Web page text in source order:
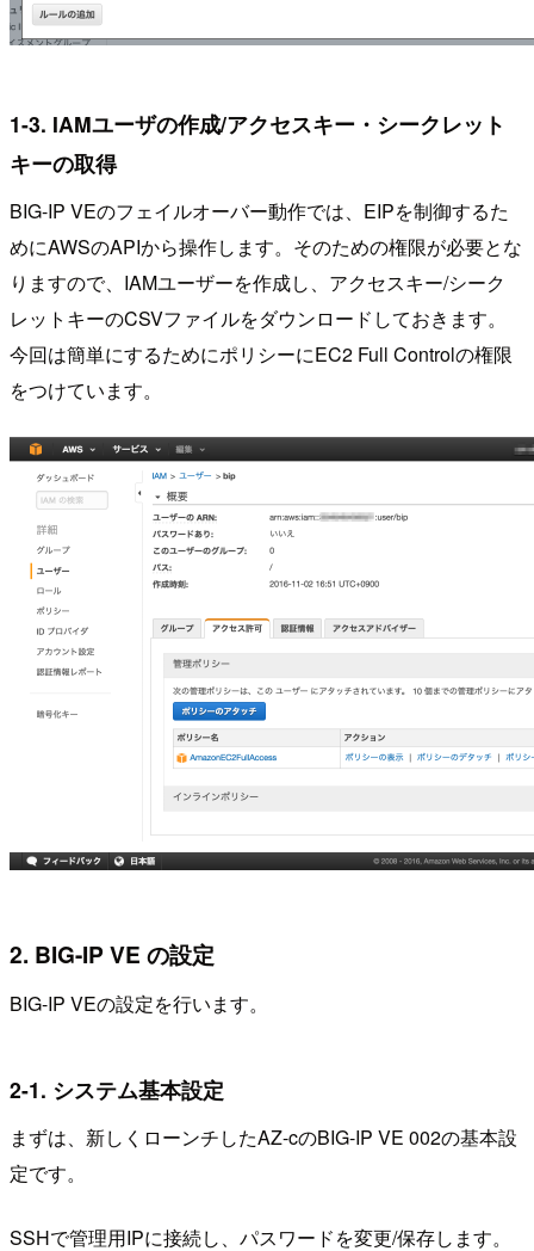
1-3. IAMユーザの作成/アクセスキー・シークレット
キーの取得
BIG-IP VEのフェイルオーバー動作では、EIPを制御するた
めにAWSのAPIから操作します。そのための権限が必要とな
りますので、IAMユーザーを作成し、アクセスキー/シーク
レットキーのCSVファイルをダウンロードしておきます。
今回は簡単にするためにポリシーにEC2 Full Controlの権限
をつけています。
2. BIG-IP VE の設定
BIG-IP VEの設定を行います。
2-1. システム基本設定
まずは、新しくローンチしたAZ-cのBIG-IP VE 002の基本設
定です。
SSHで管理用IPに接続し、パスワードを変更/保存します。